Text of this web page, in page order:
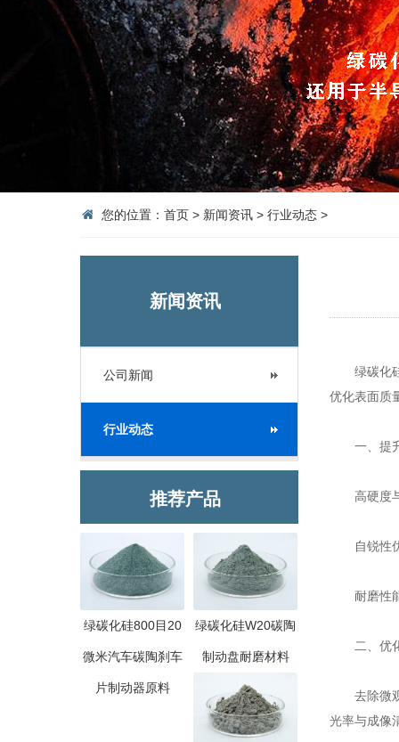
您的位置： 首页 > 新闻资讯 > 行业动态 >
新闻资讯
公司新闻
行业动态
推荐产品
绿碳化硅800目20
微米汽车碳陶刹车
片制动器原料
绿碳化硅W20碳陶
制动盘耐磨材料
绿碳化硅
优化表面质
一、提升
高硬度与
自锐性优
耐磨性能
二、优化
去除微观
光率与成像